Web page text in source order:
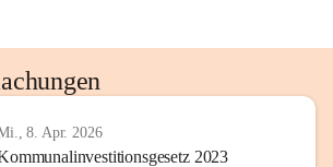
8. Apr. 2026
2023